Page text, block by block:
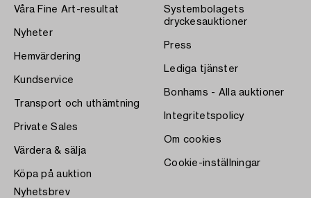
Våra Fine Art-resultat
Nyheter
Hemvärdering
Kundservice
Transport och uthämtning
Private Sales
Värdera & sälja
Köpa på auktion
Systembolagets
dryckesauktioner
Press
Lediga tjänster
Bonhams - Alla auktioner
Integritetspolicy
Om cookies
Cookie-inställningar
Nyhetsbrev